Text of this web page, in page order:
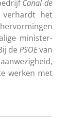
Canal de
het
minister-
de PSOEvan
werken met